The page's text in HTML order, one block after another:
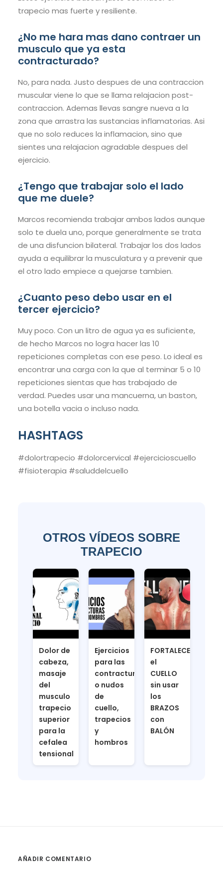
trapecio mas fuerte y resiliente.
¿No me hara mas dano contraer un
musculo que ya esta
contracturado?
No, para nada. Justo despues de una contraccion
muscular viene lo que se llama relajacion post-
contraccion. Ademas llevas sangre nueva a la
zona que arrastra las sustancias inflamatorias. Asi
que no solo reduces la inflamacion, sino que
sientes una relajacion agradable despues del
ejercicio.
¿Tengo que trabajar solo el lado
que me duele?
Marcos recomienda trabajar ambos lados aunque
solo te duela uno, porque generalmente se trata
de una disfuncion bilateral. Trabajar los dos lados
ayuda a equilibrar la musculatura y a prevenir que
el otro lado empiece a quejarse tambien.
¿Cuanto peso debo usar en el
tercer ejercicio?
Muy poco. Con un litro de agua ya es suficiente,
de hecho Marcos no logra hacer las 10
repeticiones completas con ese peso. Lo ideal es
encontrar una carga con la que al terminar 5 o 10
repeticiones sientas que has trabajado de
verdad. Puedes usar una mancuerna, un baston,
una botella vacia o incluso nada.
HASHTAGS
#dolortrapecio #dolorcervical #ejercicioscuello
#fisioterapia #saluddelcuello
OTROS VÍDEOS SOBRE
TRAPECIO
Dolor de
cabeza,
masaje
del
musculo
trapecio
superior
para la
cefalea
tensional
Ejercicios
para las
contracturas
o nudos
de
cuello,
trapecios
y
hombros
FORTALECE
el
CUELLO
sin usar
los
BRAZOS
con
BALÓN
AÑADIR COMENTARIO